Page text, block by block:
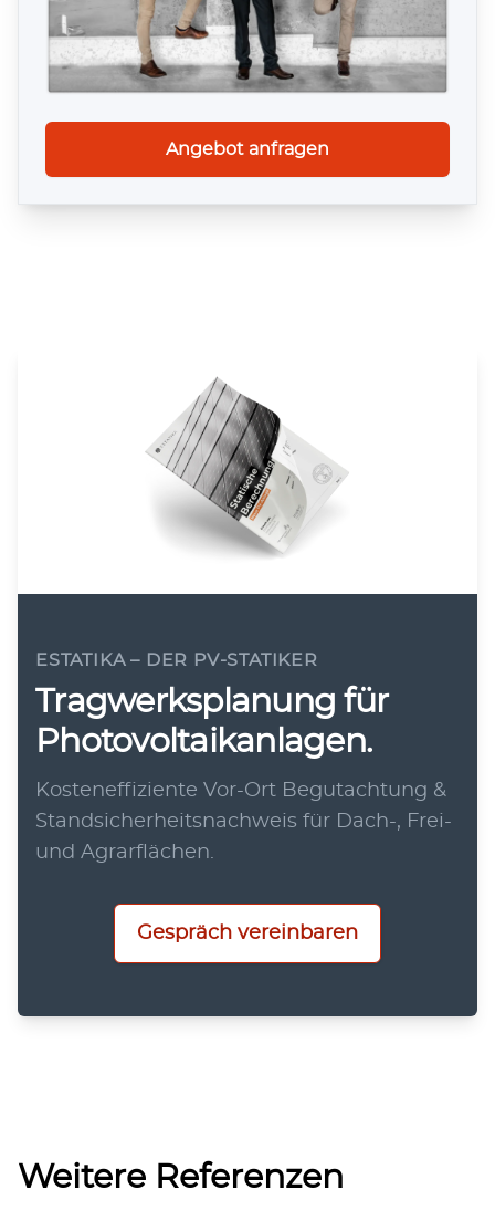
Fra­gen. Die Liefer­dauer der Berech­nun­gen ist
fach unschlag­bar. ESTATIKA ist eine sehr gute
Wahl.
» Informationen zur Echtheit der Bewertungen
Angebot anfragen
ESTATIKA – DER PV-STATIKER
Tragwerksplanung für
Photovoltaikanlagen.
Kosteneffiziente Vor-Ort Begutachtung &
Standsicherheitsnachweis für Dach-, Frei-
und Agrarflächen.
Gespräch vereinbaren
Weitere Referenzen